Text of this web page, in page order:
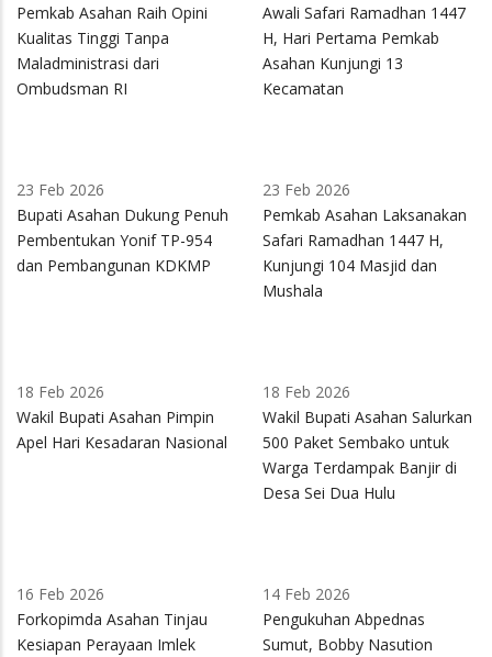
Pemkab Asahan Raih Opini
Kualitas Tinggi Tanpa
Maladministrasi dari
Ombudsman RI
Awali Safari Ramadhan 1447
H, Hari Pertama Pemkab
Asahan Kunjungi 13
Kecamatan
23 Feb 2026
Bupati Asahan Dukung Penuh
Pembentukan Yonif TP-954
dan Pembangunan KDKMP
23 Feb 2026
Pemkab Asahan Laksanakan
Safari Ramadhan 1447 H,
Kunjungi 104 Masjid dan
Mushala
18 Feb 2026
Wakil Bupati Asahan Pimpin
Apel Hari Kesadaran Nasional
18 Feb 2026
Wakil Bupati Asahan Salurkan
500 Paket Sembako untuk
Warga Terdampak Banjir di
Desa Sei Dua Hulu
16 Feb 2026
Forkopimda Asahan Tinjau
Kesiapan Perayaan Imlek
14 Feb 2026
Pengukuhan Abpednas
Sumut, Bobby Nasution